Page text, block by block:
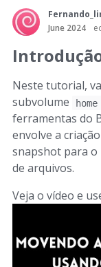
June 2024
Neste tutorial,
subvolume
home
ferramentas do
envolve a
snapshot para o
de arquivos.
Veja o vídeo e